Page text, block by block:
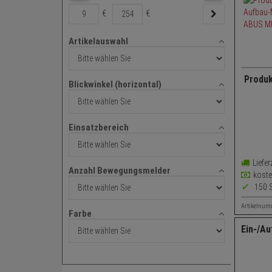
€ €
Artikelauswahl
Artikelauswahl
Blickwinkel (horizontal)
Blickwinkel
Einsatzbereich
Einsatzbereich
Anzahl Bewegungsmelder
Anzahl
Farbe
Farbe
150
Ein-/